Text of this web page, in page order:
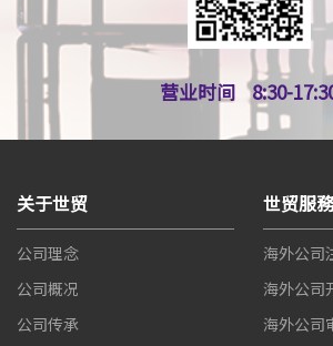
营业时间 8:30-
关于世贸
公司理念
公司概况
公司传承
世贸服務
海外公司
海外公司
海外公司